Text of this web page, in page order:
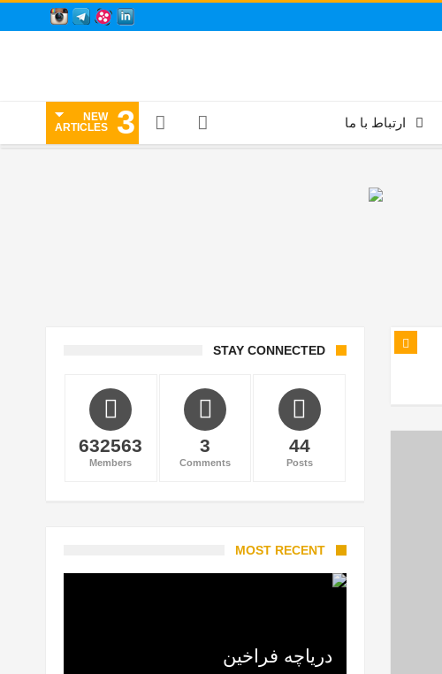
ارتباط با ما 3
NEW
ARTICLES
STAY CONNECTED
44
Posts
3
Comments
632563
Members
MOST RECENT
دریاچه فراخین